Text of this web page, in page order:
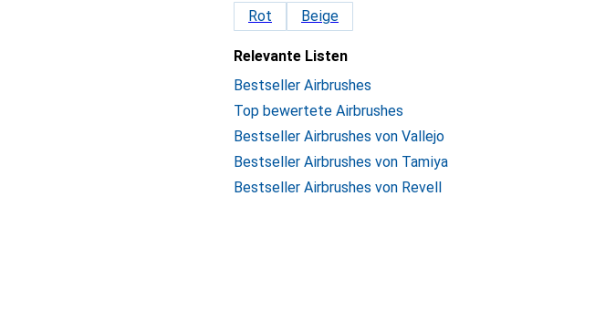
Rot
Beige
Relevante Listen
Bestseller Airbrushes
Top bewertete Airbrushes
Bestseller Airbrushes von Vallejo
Bestseller Airbrushes von Tamiya
Bestseller Airbrushes von Revell